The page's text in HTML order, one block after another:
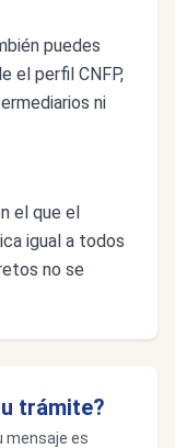
puedes
el perfil CNFP,
ni
el que el
igual a todos
no se
trámite?
mensaje es